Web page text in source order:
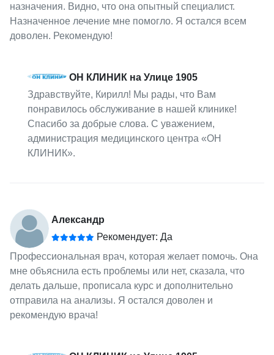
назначения. Видно, что она опытный специалист.
Назначенное лечение мне помогло. Я остался всем
доволен. Рекомендую!
ОН КЛИНИК на Улице 1905
Здравствуйте, Кирилл! Мы рады, что Вам
понравилось обслуживание в нашей клинике!
Спасибо за добрые слова. С уважением,
администрация медицинского центра «ОН
КЛИНИК».
Александр
Рекомендует: Да
Профессиональная врач, которая желает помочь. Она
мне объяснила есть проблемы или нет, сказала, что
делать дальше, прописала курс и дополнительно
отправила на анализы. Я остался доволен и
рекомендую врача!